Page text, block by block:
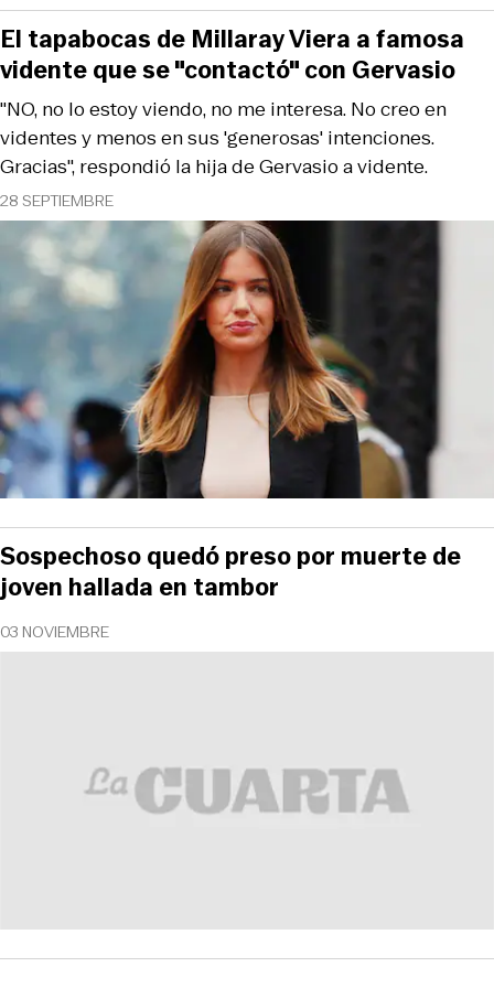
28 SEPTIEMBRE
"NO, no lo estoy viendo, no me interesa. No creo en
videntes y menos en sus 'generosas' intenciones.
Gracias", respondió la hija de Gervasio a vidente.
El tapabocas de Millaray Viera a famosa
vidente que se "contactó" con Gervasio
03 NOVIEMBRE
Sospechoso quedó preso por muerte de
joven hallada en tambor